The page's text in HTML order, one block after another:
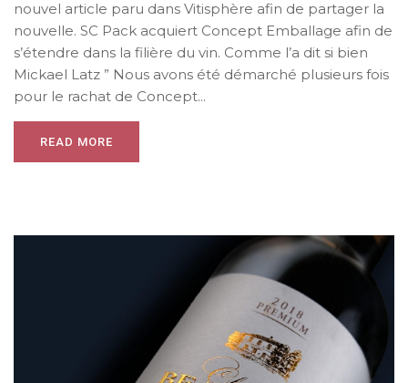
nouvel article paru dans Vitisphère afin de partager la
nouvelle. SC Pack acquiert Concept Emballage afin de
s’étendre dans la filière du vin. Comme l’a dit si bien
Mickael Latz ” Nous avons été démarché plusieurs fois
pour le rachat de Concept...
READ MORE